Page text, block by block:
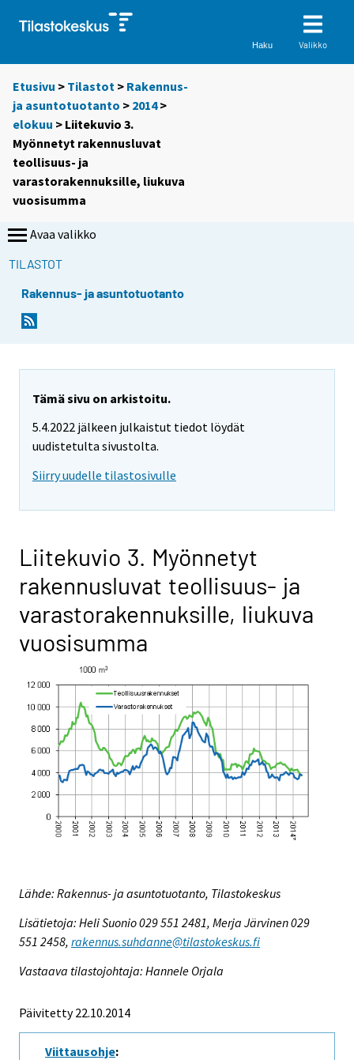
Haku Valikko
Etusivu > Tilastot > Rakennus-
ja asuntotuotanto > 2014>
elokuu > Liitekuvio 3.
Myönnetyt rakennusluvat
teollisuus- ja
varastorakennuksille, liukuva
vuosisumma
Avaa valikko
TILASTOT
Rakennus- ja asuntotuotanto
Tämä sivu on arkistoitu.
5.4.2022 jälkeen julkaistut tiedot löydät
uudistetulta sivustolta.
Siirry uudelle tilastosivulle
Liitekuvio 3. Myönnetyt
rakennusluvat teollisuus- ja
varastorakennuksille, liukuva
vuosisumma
Lähde: Rakennus- ja asuntotuotanto, Tilastokeskus
Lisätietoja: Heli Suonio 029 551 2481, Merja Järvinen 029
551 2458, rakennus.suhdanne@tilastokeskus.fi
Vastaava tilastojohtaja: Hannele Orjala
Päivitetty 22.10.2014
Viittausohje: